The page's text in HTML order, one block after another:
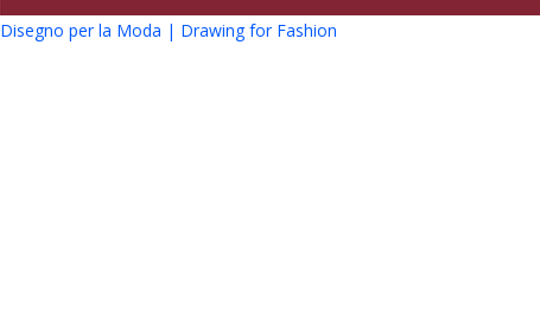
Disegno per la Moda | Drawing for Fashion